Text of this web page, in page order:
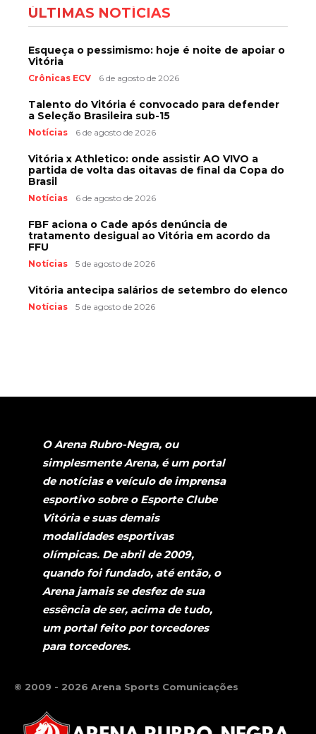
ÚLTIMAS NOTÍCIAS
Esqueça o pessimismo: hoje é noite de apoiar o
Vitória
Crônicas ECV 6 de agosto de 2026
Talento do Vitória é convocado para defender
a Seleção Brasileira sub-15
Notícias 6 de agosto de 2026
Vitória x Athletico: onde assistir AO VIVO a
partida de volta das oitavas de final da Copa do
Brasil
Notícias 6 de agosto de 2026
FBF aciona o Cade após denúncia de
tratamento desigual ao Vitória em acordo da
FFU
Notícias 5 de agosto de 2026
Vitória antecipa salários de setembro do elenco
Notícias 5 de agosto de 2026
O Arena Rubro-Negra, ou
simplesmente Arena, é um portal
de notícias e veículo de imprensa
esportivo sobre o Esporte Clube
Vitória e suas demais
modalidades esportivas
olímpicas. De abril de 2009,
quando foi fundado, até então, o
Arena jamais se desfez de sua
essência de ser, acima de tudo,
um portal feito por torcedores
para torcedores.
© 2009 - 2026 Arena Sports Comunicações